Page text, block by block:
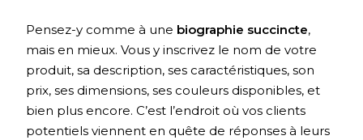
Pensez-y comme à une biographie succincte,
mais en mieux. Vous y inscrivez le nom de votre
produit, sa description, ses caractéristiques, son
prix, ses dimensions, ses couleurs disponibles, et
bien plus encore. C’est l’endroit où vos clients
potentiels viennent en quête de réponses à leurs